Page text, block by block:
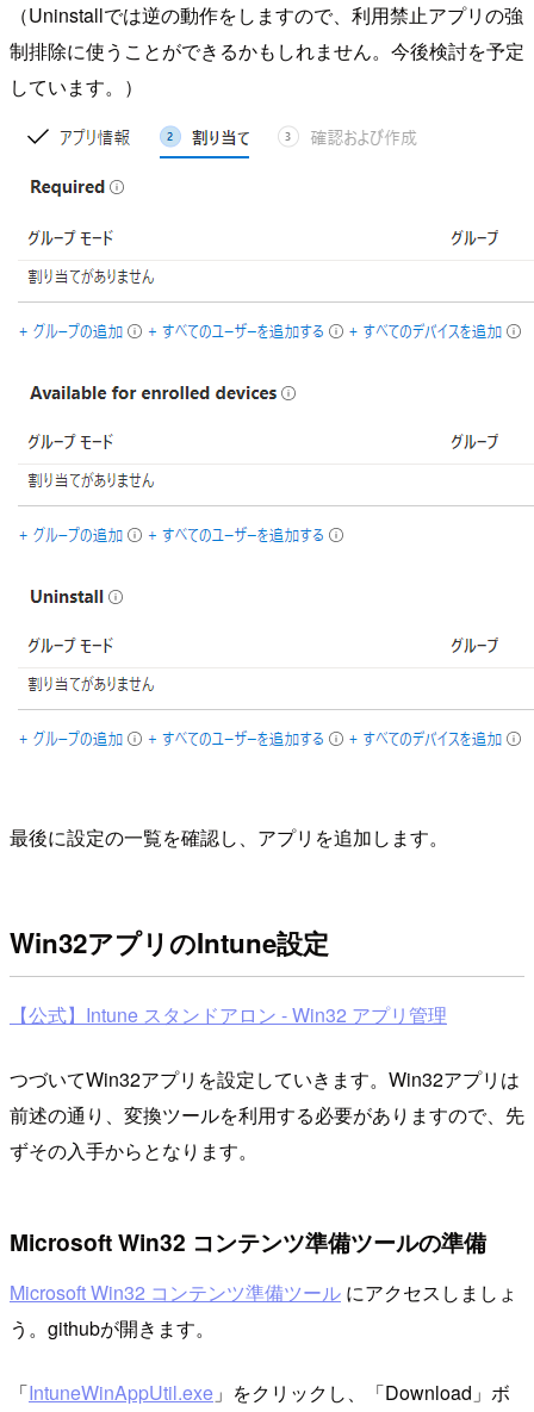
（Uninstallでは逆の動作をしますので、利用禁止アプリの強
制排除に使うことができるかもしれません。今後検討を予定
しています。）
最後に設定の一覧を確認し、アプリを追加します。
Win32アプリのIntune設定
【公式】Intune スタンドアロン - Win32 アプリ管理
つづいてWin32アプリを設定していきます。Win32アプリは
前述の通り、変換ツールを利用する必要がありますので、先
ずその入手からとなります。
Microsoft Win32 コンテンツ準備ツールの準備
Microsoft Win32 コンテンツ準備ツール にアクセスしましょ
う。githubが開きます。
「IntuneWinAppUtil.exe 」をクリックし、「Download」ボ